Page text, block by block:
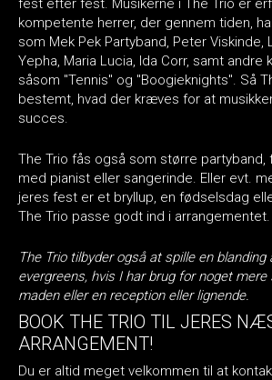
fest efter fest. Musikerne i The Trio er
kompetente herrer, der gennem tiden,
som Mek Pek Partyband, Peter Viskinde,
Yepha, Maria Lucia, Ida Corr, samt andre
såsom "Tennis" og "Boogieknights". Så
bestemt, hvad der kræves for at
succes.
The Trio fås også som større partyband,
med pianist eller sangerinde. Eller evt.
jeres fest er et bryllup, en fødselsdag
The Trio passe godt ind i arrangementet.
The Trio tilbyder også at spille en
evergreens, hvis I har brug for noget
maden eller en reception eller lignende.
BOOK THE TRIO TIL JERES
ARRANGEMENT!
Du er altid meget velkommen til at